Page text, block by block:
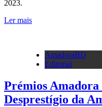
2023.
Ler mais
AmadoraBD
Editorial
Prémios Amadora
Desprestígio da